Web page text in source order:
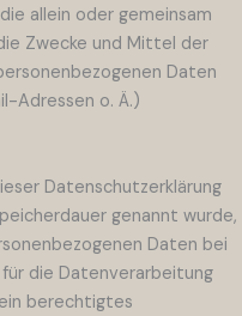
allein oder gemeinsam
Zwecke und Mittel der
Daten
Adressen o. Ä.)
Datenschutzerklärung
genannt wurde,
Daten bei
für die Datenverarbeitung
berechtigtes